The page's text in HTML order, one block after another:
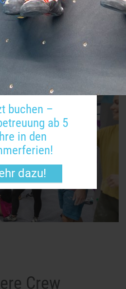
buchen –
ab 5
in den
dazu!
Fans des Bouldersports eine Art
Kinder und Familien gibt es
in dem die Kleinen nach Lust
gemütlichen Café wird mit Kaffee
und warmen Speisen für das
Crew